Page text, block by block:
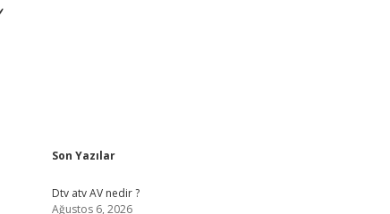
Sidebar
Son Yazılar
Dtv atv AV nedir ?
Ağustos 6, 2026